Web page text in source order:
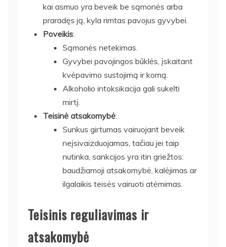
kai asmuo yra beveik be sąmonės arba
praradęs ją, kyla rimtas pavojus gyvybei.
Poveikis:
Sąmonės netekimas.
Gyvybei pavojingos būklės, įskaitant
kvėpavimo sustojimą ir komą.
Alkoholio intoksikacija gali sukelti
mirtį.
Teisinė atsakomybė:
Sunkus girtumas vairuojant beveik
neįsivaizduojamas, tačiau jei taip
nutinka, sankcijos yra itin griežtos:
baudžiamoji atsakomybė, kalėjimas ar
ilgalaikis teisės vairuoti atėmimas.
Teisinis reguliavimas ir
atsakomybė